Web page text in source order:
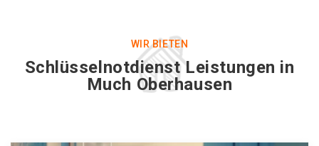
WIR BIETEN
Schlüsselnotdienst Leistungen in
Much Oberhausen